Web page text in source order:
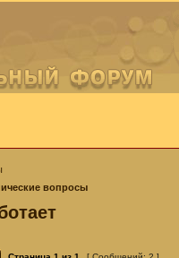
вопросы